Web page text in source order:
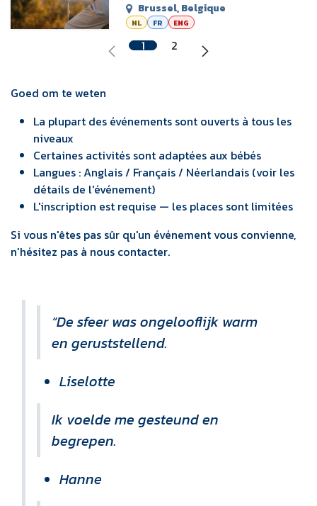
Brussel,Belgique
NL FR ENG
1 2
Goed om te weten
La plupart des événements sont ouverts à tous les
niveaux
Certaines activités sont adaptées aux bébés
Langues : Anglais / Français / Néerlandais (voir les
détails de l'événement)
L'inscription est requise — les places sont limitées
Si vous n'êtes pas sûr qu'un événement vous convienne,
n'hésitez pas à nous contacter.
“De sfeer was ongelooflijk warm
en geruststellend.
Liselotte
Ik voelde me gesteund en
begrepen.
Hanne